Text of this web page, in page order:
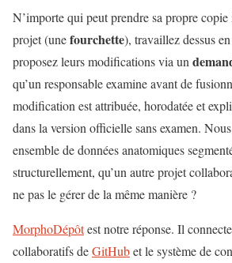
N’importe qui peut prendre sa propre copie
projet (unefourchette), travaillez dessus
proposez leurs modifications via un
qu’un responsable examine avant de
modification est attribuée, horodatée et
dans la version officielle sans examen.
ensemble de données anatomiques
structurellement, qu’un autre projet
ne pas le gérer de la même manière ?
MorphoDépôtest notre réponse. Il
collaboratifs deGitHubet le système de